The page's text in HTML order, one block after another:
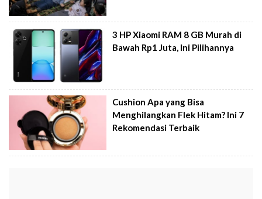
3 HP Xiaomi RAM 8 GB Murah di
Bawah Rp1 Juta, Ini Pilihannya
Cushion Apa yang Bisa
Menghilangkan Flek Hitam? Ini 7
Rekomendasi Terbaik